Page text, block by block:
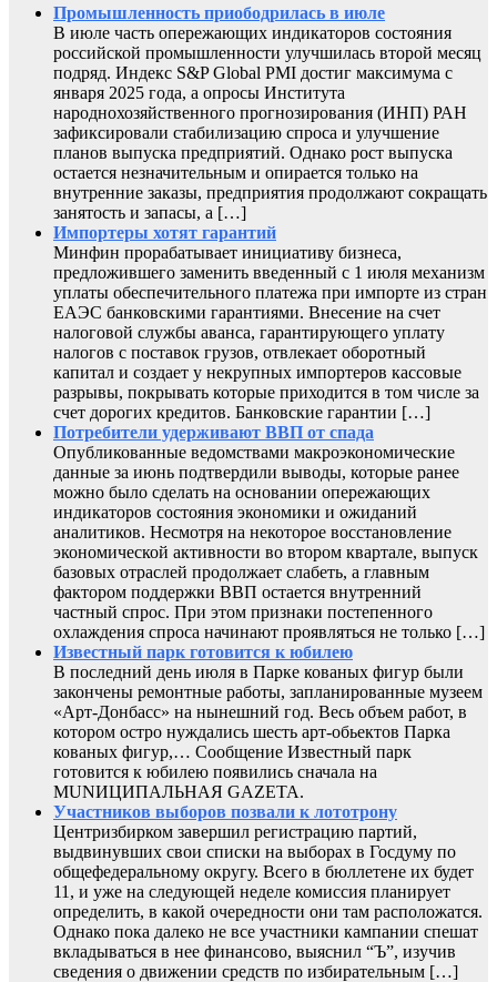
Промышленность приободрилась в июле
В июле часть опережающих индикаторов состояния
российской промышленности улучшилась второй месяц
подряд. Индекс S&P Global PMI достиг максимума с
января 2025 года, а опросы Института
народнохозяйственного прогнозирования (ИНП) РАН
зафиксировали стабилизацию спроса и улучшение
планов выпуска предприятий. Однако рост выпуска
остается незначительным и опирается только на
внутренние заказы, предприятия продолжают сокращать
занятость и запасы, а […]
Импортеры хотят гарантий
Минфин прорабатывает инициативу бизнеса,
предложившего заменить введенный с 1 июля механизм
уплаты обеспечительного платежа при импорте из стран
ЕАЭС банковскими гарантиями. Внесение на счет
налоговой службы аванса, гарантирующего уплату
налогов с поставок грузов, отвлекает оборотный
капитал и создает у некрупных импортеров кассовые
разрывы, покрывать которые приходится в том числе за
счет дорогих кредитов. Банковские гарантии […]
Потребители удерживают ВВП от спада
Опубликованные ведомствами макроэкономические
данные за июнь подтвердили выводы, которые ранее
можно было сделать на основании опережающих
индикаторов состояния экономики и ожиданий
аналитиков. Несмотря на некоторое восстановление
экономической активности во втором квартале, выпуск
базовых отраслей продолжает слабеть, а главным
фактором поддержки ВВП остается внутренний
частный спрос. При этом признаки постепенного
охлаждения спроса начинают проявляться не только […]
Известный парк готовится к юбилею
В последний день июля в Парке кованых фигур были
закончены ремонтные работы, запланированные музеем
«Арт-Донбасс» на нынешний год. Весь объем работ, в
котором остро нуждались шесть арт-обьектов Парка
кованых фигур,… Сообщение Известный парк
готовится к юбилею появились сначала на
MUNИЦИПАЛЬНАЯ GAZЕТА.
Участников выборов позвали к лототрону
Центризбирком завершил регистрацию партий,
выдвинувших свои списки на выборах в Госдуму по
общефедеральному округу. Всего в бюллетене их будет
11, и уже на следующей неделе комиссия планирует
определить, в какой очередности они там расположатся.
Однако пока далеко не все участники кампании спешат
вкладываться в нее финансово, выяснил “Ъ”, изучив
сведения о движении средств по избирательным […]